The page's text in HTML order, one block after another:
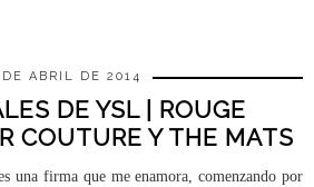
ABRIL DE 2014
DE YSL | ROUGE
COUTURE Y THE MATS
una firma que me enamora, comenzando por